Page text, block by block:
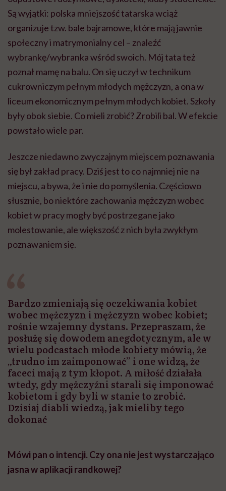
Są wyjątki: polska mniejszość tatarska wciąż
organizuje tzw. bale bajramowe, które mają jawnie
społeczny i matrymonialny cel – znaleźć
wybrankę/wybranka wśród swoich. Mój tata też
poznał mamę na balu. On się uczył w technikum
cukrowniczym pełnym młodych mężczyzn, a ona w
liceum ekonomicznym pełnym młodych kobiet. Szkoły
były obok siebie. Co mieli zrobić? Zrobili bal. W efekcie
powstało wiele par.
Jeszcze niedawno zwyczajnym miejscem poznawania
się był zakład pracy. Dziś jest to co najmniej nie na
miejscu, a bywa, że i nie do pomyślenia. Częściowo
słusznie, bo niektóre zachowania mężczyzn wobec
kobiet w pracy mogły być postrzegane jako
molestowanie, ale większość z nich była zwykłym
poznawaniem się.
Bardzo zmieniają się oczekiwania kobiet
wobec mężczyzn i mężczyzn wobec kobiet;
rośnie wzajemny dystans. Przepraszam, że
posłużę się dowodem anegdotycznym, ale w
wielu podcastach młode kobiety mówią, że
„trudno im zaimponować” i one widzą, że
faceci mają z tym kłopot. A miłość działała
wtedy, gdy mężczyźni starali się imponować
kobietom i gdy byli w stanie to zrobić.
Dzisiaj diabli wiedzą, jak mieliby tego
dokonać
Mówi pan o intencji. Czy ona nie jest wystarczająco
jasna w aplikacji randkowej?